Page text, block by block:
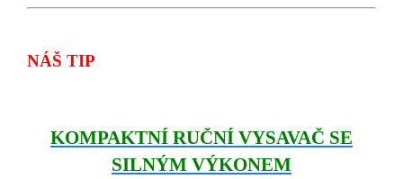
NÁŠ TIP
KOMPAKTNÍ RUČNÍ VYSAVAČ SE
SILNÝM VÝKONEM